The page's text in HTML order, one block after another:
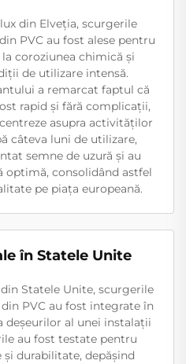
din Elveția, scurgerile
PVC au fost alese pentru
coroziunea chimică și
de utilizare intensă.
a remarcat faptul că
rapid și fără complicații,
asupra activităților
câteva luni de utilizare,
semne de uzură și au
consolidând astfel
pe piața europeană.
în Statele Unite
Statele Unite, scurgerile
PVC au fost integrate în
deșeurilor al unei instalații
au fost testate pentru
durabilitate, depășind